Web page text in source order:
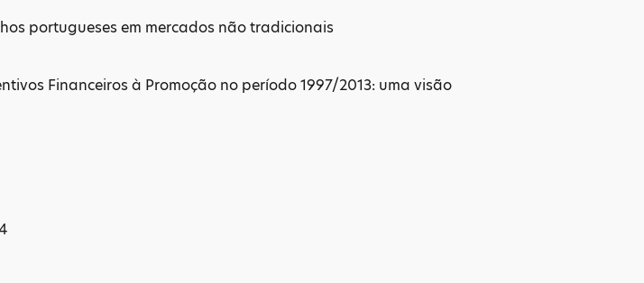
portugueses em mercados não tradicionais
Financeiros à Promoção no período 1997/2013: uma visão